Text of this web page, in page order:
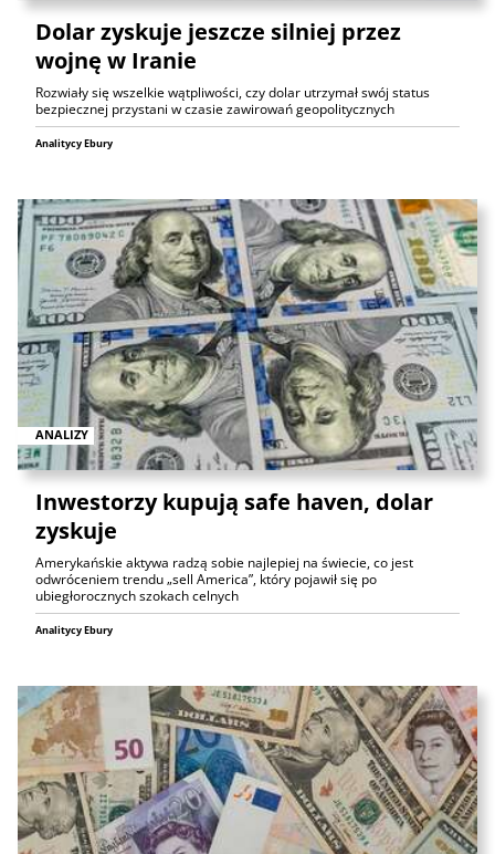
Dolar zyskuje jeszcze silniej przez
wojnę w Iranie
Rozwiały się wszelkie wątpliwości, czy dolar utrzymał swój status
bezpiecznej przystani w czasie zawirowań geopolitycznych
Analitycy Ebury
ANALIZY
Inwestorzy kupują safe haven, dolar
zyskuje
Amerykańskie aktywa radzą sobie najlepiej na świecie, co jest
odwróceniem trendu „sell America”, który pojawił się po
ubiegłorocznych szokach celnych
Analitycy Ebury